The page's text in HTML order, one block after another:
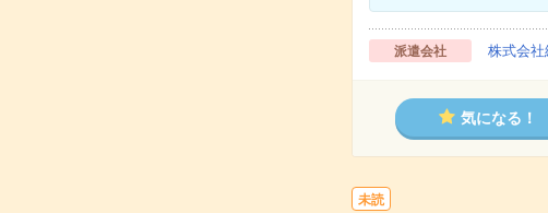
派遣会社 株式会
気になる！
未読